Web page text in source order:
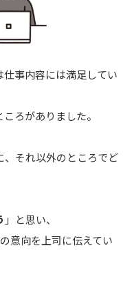
事内容には満足してい
ろがありました。
それ以外のところでど
」と思い、
意向を上司に伝えてい